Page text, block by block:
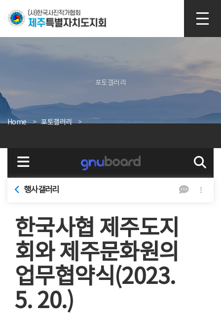
포토갤러리
Home 포토갤러리
행사갤러리
한국사협 제주도지
회와 제주문화원의
업무협약식(2023.
5. 20.)